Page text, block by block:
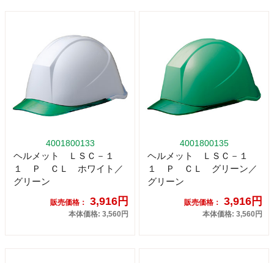
4001800133
ヘルメット ＬＳＣ－１
１ Ｐ ＣＬ ホワイト／
グリーン
販売価格： 3,916円
本体価格: 3,560円
4001800135
ヘルメット ＬＳＣ－１
１ Ｐ ＣＬ グリーン／
グリーン
販売価格： 3,916円
本体価格: 3,560円